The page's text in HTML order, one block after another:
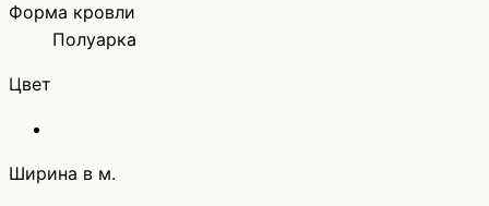
Форма кровли
Полуарка
Цвет
Ширина в м.